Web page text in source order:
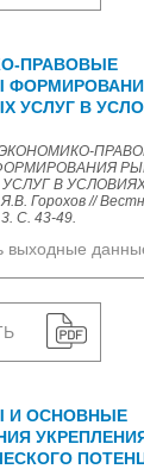
ПРАВОВЫЕ
УСЛУГ В
ЭКОНОМИКО-
В
Горохов //
С. 43-49.
выходные
И ОСНОВНЫЕ